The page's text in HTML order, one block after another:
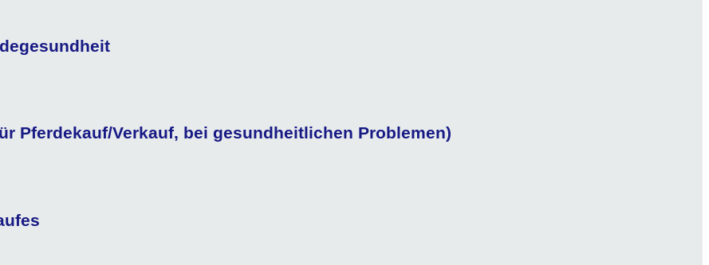
Pferdekauf/Verkauf, bei gesundheitlichen Problemen)